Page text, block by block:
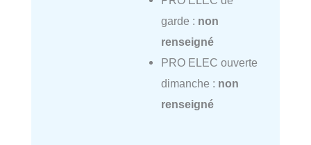
garde : non
renseigné
PRO ELEC ouverte
dimanche : non
renseigné